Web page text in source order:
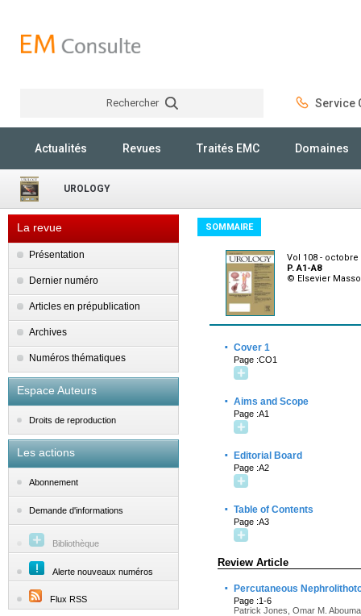
Rechercher Service
Actualités Revues Traités EMC Domaines
UROLOGY
La revue
Présentation
Dernier numéro
Articles en prépublication
Archives
Numéros thématiques
Espace Auteurs
Droits de reproduction
Les actions
Abonnement
Demande d'informations
Bibliothèque
Alerte nouveaux numéros
Flux RSS
SOMMAIRE
Vol 108 - octobre
P. A1-A8
© Elsevier
· Cover 1
Page :CO1
· Aims and Scope
Page :A1
· Editorial Board
Page :A2
· Table of Contents
Page :A3
Review Article
· Percutaneous
Page :1-6
Patrick Jones, Omar M.